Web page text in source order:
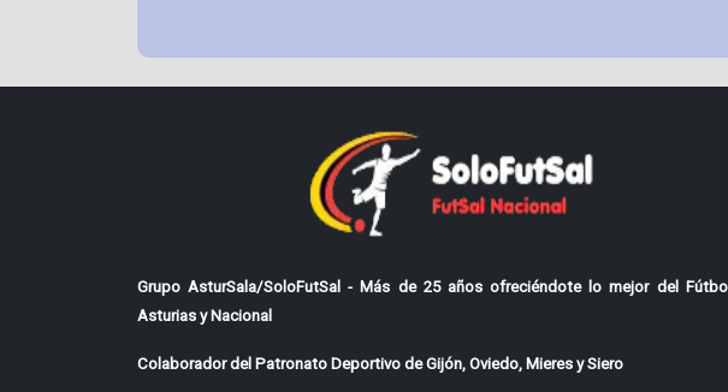
Grupo AsturSala/SoloFutSal - Más de 25 años ofreciéndote lo mejor del
Asturias y Nacional
Colaborador del Patronato Deportivo de Gijón, Oviedo, Mieres y Siero